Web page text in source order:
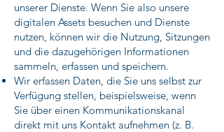
unserer Dienste. Wenn Sie also unsere
digitalen Assets besuchen und Dienste
nutzen, können wir die Nutzung, Sitzungen
und die dazugehörigen Informationen
sammeln, erfassen und speichern.
Wir erfassen Daten, die Sie uns selbst zur
Verfügung stellen, beispielsweise, wenn
Sie über einen Kommunikationskanal
direkt mit uns Kontakt aufnehmen (z. B.